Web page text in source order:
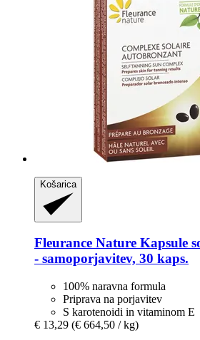
Košarica
Fleurance Nature Kapsule
-​ samoporjavitev, 30 kaps.
100% naravna formula
Priprava na porjavitev
S karotenoidi in vitaminom E
€ 13,29 (€ 664,50 / kg)